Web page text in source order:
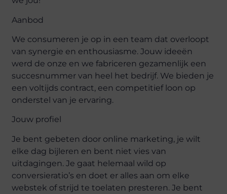
Aanbod
We consumeren je op in een team dat overloopt
van synergie en enthousiasme. Jouw ideeën
werd de onze en we fabriceren gezamenlijk een
succesnummer van heel het bedrijf. We bieden je
een voltijds contract, een competitief loon op
onderstel van je ervaring.
Jouw profiel
Je bent gebeten door online marketing, je wilt
elke dag bijleren en bent niet vies van
uitdagingen. Je gaat helemaal wild op
conversieratio’s en doet er alles aan om elke
webstek of strijd te toelaten presteren. Je bent